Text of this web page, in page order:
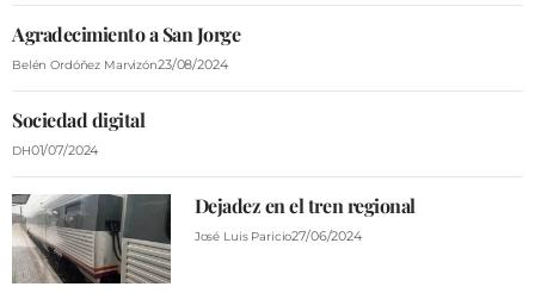
FIESTAS DE SAN LORENZO
AGENDA
CARTELERA
FARMACIAS
HORÓSCOPO
ESQUELAS
Agradecimiento a San Jorge
Belén Ordóñez Marvizón23/08/2024
Sociedad digital
DH01/07/2024
Dejadez en el tren regional
José Luis Paricio27/06/2024